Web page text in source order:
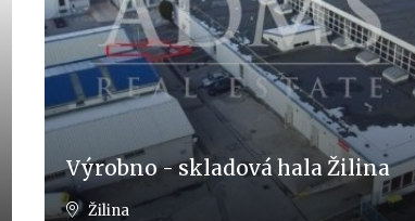
Výrobno - skladová hala Žilina
Žilina